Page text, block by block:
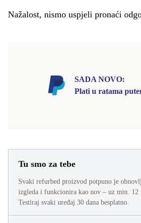
Nažalost, nismo uspjeli pronaći
SADA NOVO:
Plati u ratama
Tu smo za tebe
Svaki refurbed proizvod potpuno je
izgleda i funkcionira kao nov – uz min. 12
Testiraj svaki uređaj 30 dana besplatno.